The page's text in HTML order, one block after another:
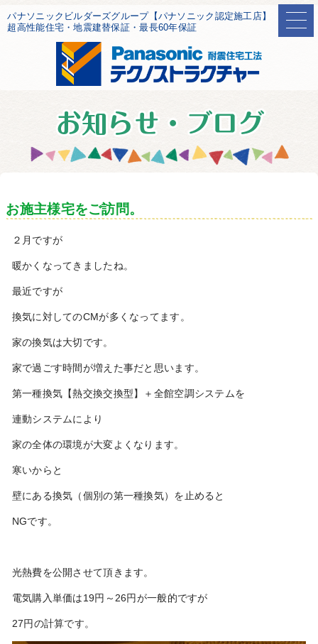
パナソニックビルダーズグループ【パナソニック認定施工店】
超高性能住宅・地震建替保証・最長60年保証
お施主様宅をご訪問。
２月ですが
暖かくなってきましたね。
最近ですが
換気に対してのCMが多くなってます。
家の換気は大切です。
家で過ごす時間が増えた事だと思います。
第一種換気【熱交換交換型】＋全館空調システムを
連動システムにより
家の全体の環境が大変よくなります。
寒いからと
壁にある換気（個別の第一種換気）を止めると
NGです。
光熱費を公開させて頂きます。
電気購入単価は19円～26円が一般的ですが
27円の計算です。